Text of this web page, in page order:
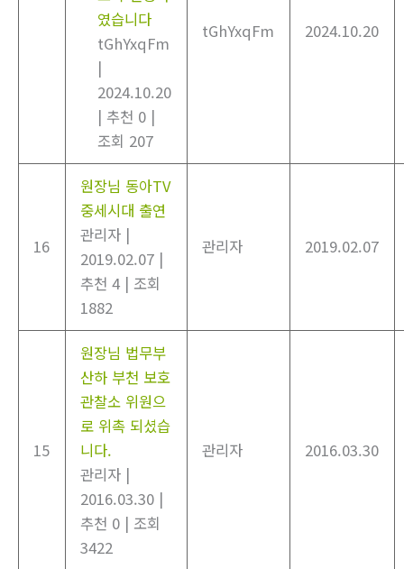
였습니다
tGhYxqFm
|
2024.10.20
| 추천 0 |
조회 207
tGhYxqFm 2024.10.20
16
원장님 동아TV
중세시대 출연
관리자 |
2019.02.07 |
추천 4 | 조회
1882
관리자 2019.02.07
15
원장님 법무부
산하 부천 보호
관찰소 위원으
로 위촉 되셨습
니다.
관리자 |
2016.03.30 |
추천 0 | 조회
3422
관리자 2016.03.30